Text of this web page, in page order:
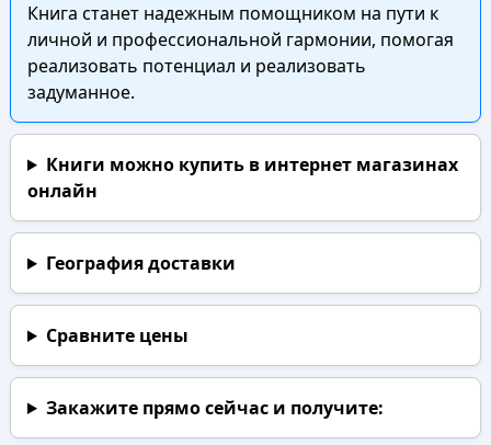
Книга станет надежным помощником на пути к
личной и профессиональной гармонии, помогая
реализовать потенциал и реализовать
задуманное.
Книги можно купить в интернет магазинах
онлайн
География доставки
Сравните цены
Закажите прямо сейчаси получите: